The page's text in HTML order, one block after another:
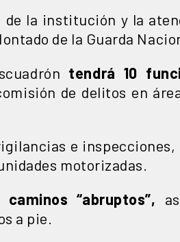
la institución y la
de la Guarda
tendrá 10
de delitos en
e
motorizadas.
“abruptos”,
a pie.